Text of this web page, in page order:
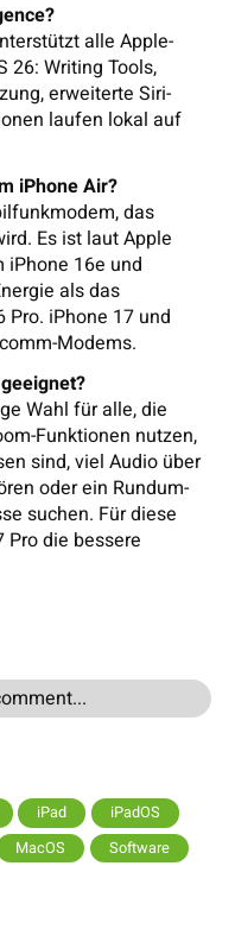
alle Apple-
26: Writing Tools,
erweiterte Siri-
laufen lokal auf
iPhone Air?
das
Es ist laut Apple
iPhone 16e und
als das
iPhone 17 und
Modems.
Wahl für alle, die
Funktionen nutzen,
sind, viel Audio über
oder ein Rundum-
suchen. Für diese
die bessere
iPad
iPadOS
MacOS
Software